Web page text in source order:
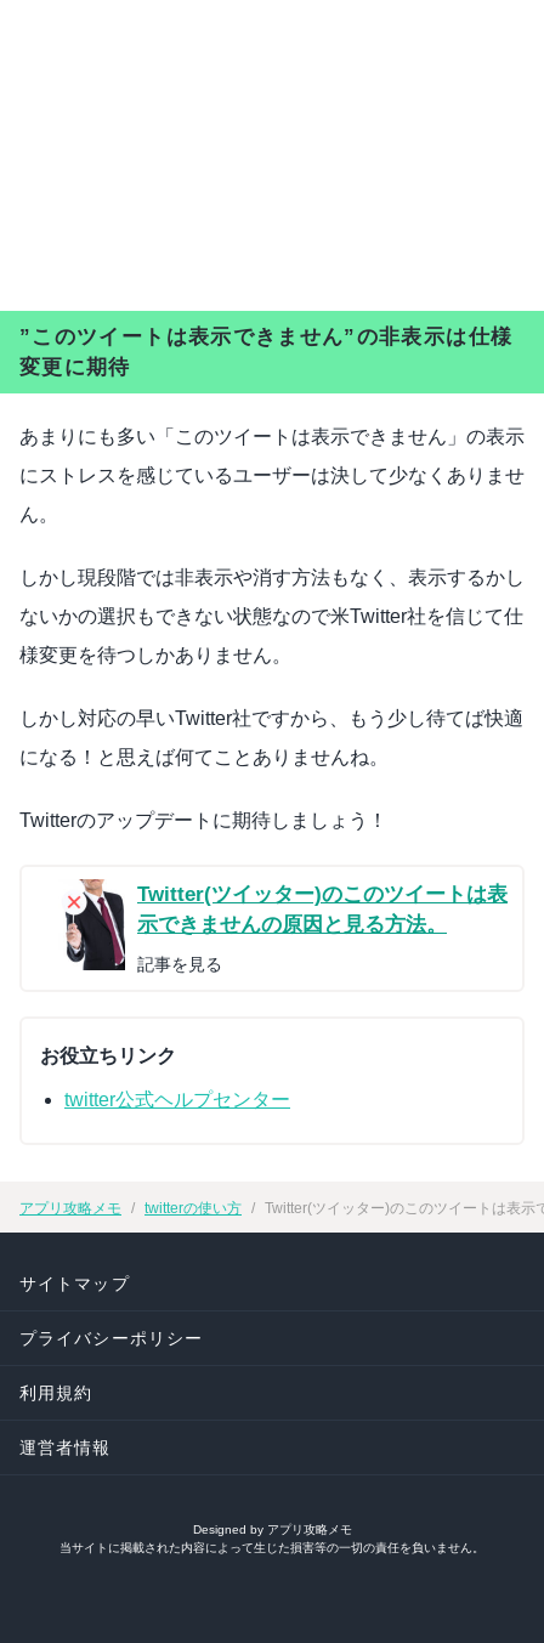
”このツイートは表示できません”の非表示は仕様
変更に期待
あまりにも多い「このツイートは表示できません」の表示
にストレスを感じているユーザーは決して少なくありませ
ん。
しかし現段階では非表示や消す方法もなく、表示するかし
ないかの選択もできない状態なので米Twitter社を信じて仕
様変更を待つしかありません。
しかし対応の早いTwitter社ですから、もう少し待てば快適
になる！と思えば何てことありませんね。
Twitterのアップデートに期待しましょう！
Twitter(ツイッター)のこのツイートは表
示できませんの原因と見る方法。
記事を見る
お役立ちリンク
twitter公式ヘルプセンター
アプリ攻略メモ twitterの使い方 Twitter(ツイッター)のこのツイートは表
サイトマップ
プライバシーポリシー
利用規約
運営者情報
Designed by アプリ攻略メモ
当サイトに掲載された内容によって生じた損害等の一切の責任を負いません。